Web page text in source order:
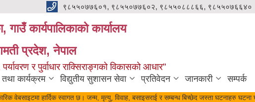
९८५५०७७६०१, ९८५५०७७६०२, ९८५५०८८८६६, ९८५५०७६६४०
गाउँ कार्यपालिकाको कार्यालय
प्रदेश, नेपाल
र पुर्वाधार राक्सिराङ्गको विकासको आधार"
कार्यक्रम विद्युतीय सुशासन सेवा प्रतिवेदन जानकारी सम्पर्क
वेबसाइटमा हार्दिक स्वागत छ। जन्म, मृत्यु, विवाह, बसाइसराई र सम्बन्ध बिच्छेद जस्ता घटनाहरु